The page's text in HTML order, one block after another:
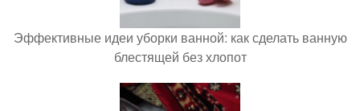
Эффективные идеи уборки ванной: как сделать ванную
блестящей без хлопот